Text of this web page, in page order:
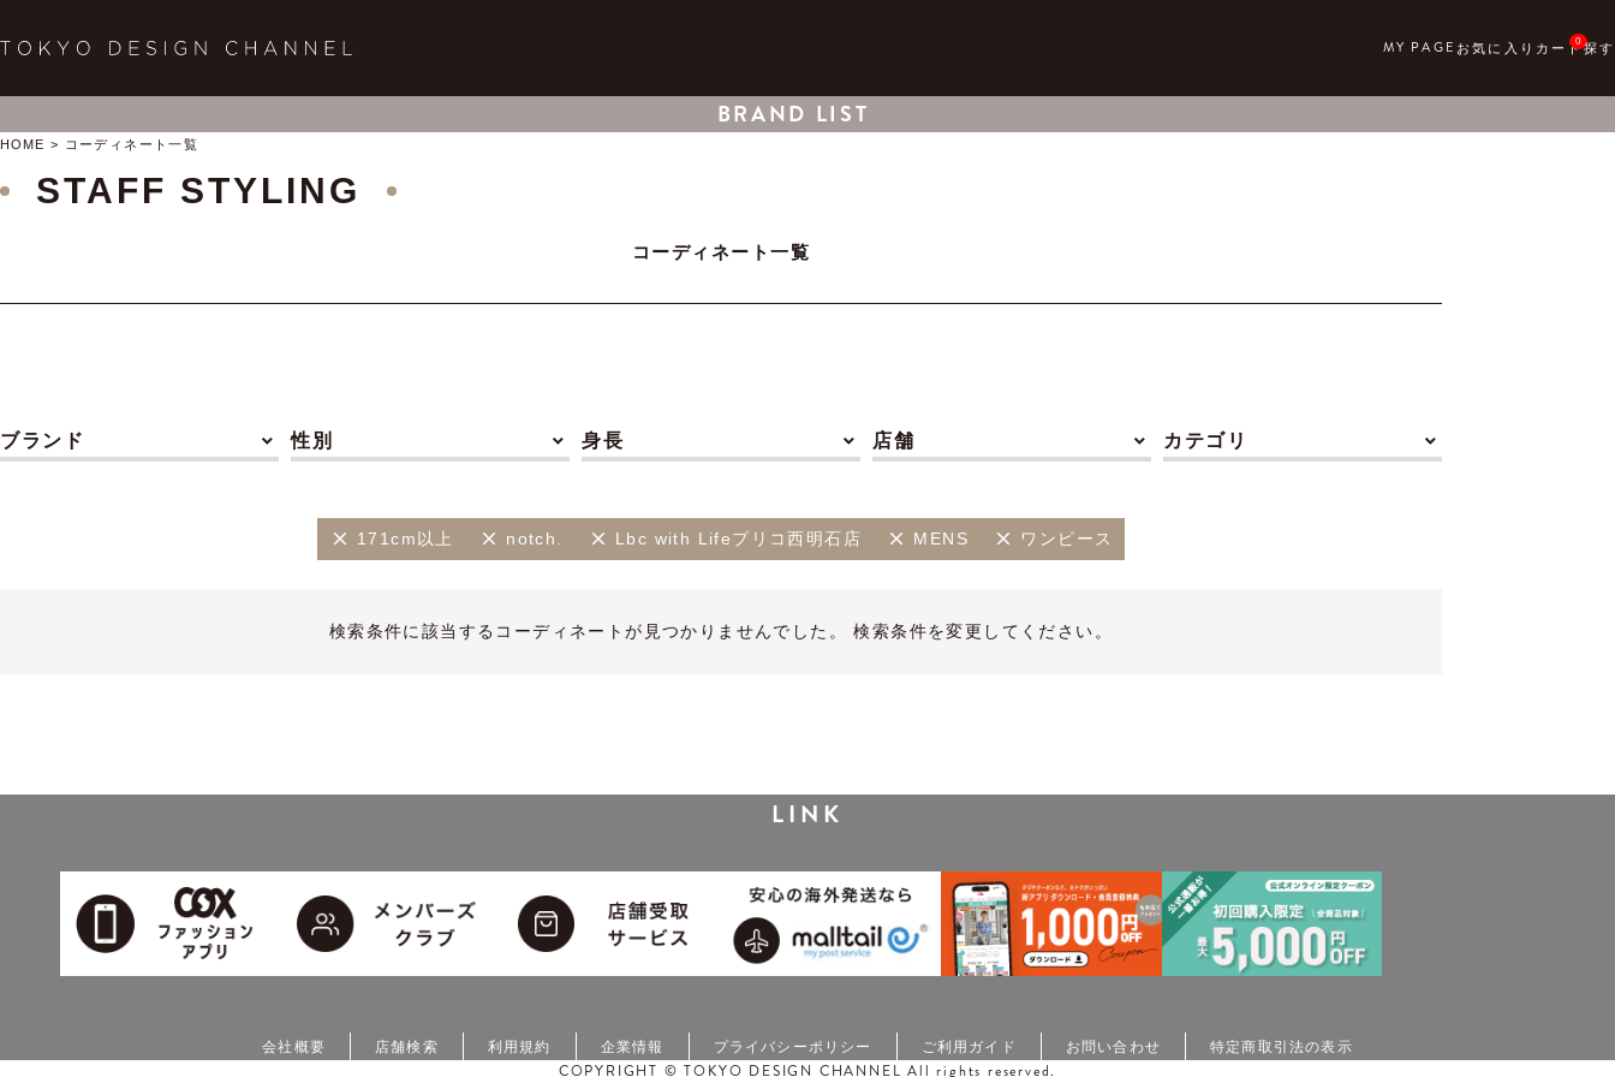
0
BRAND LIST
HOME コーディネート一覧
STAFF STYLING
コーディネート一覧
ブランド 性別 身長 店舗 カテゴリ
171cm以上 notch. Lbc with Lifeプリコ西明石店 MENS ワンピース
検索条件に該当するコーディネートが見つかりませんでした。 検索条件を変更してください。
LINK
会社概要 店舗検索 利用規約 企業情報 プライバシーポリシー ご利用ガイド お問い合わせ 特定商取引法の表示
COPYRIGHT © TOKYO DESIGN CHANNEL All rights reserved.